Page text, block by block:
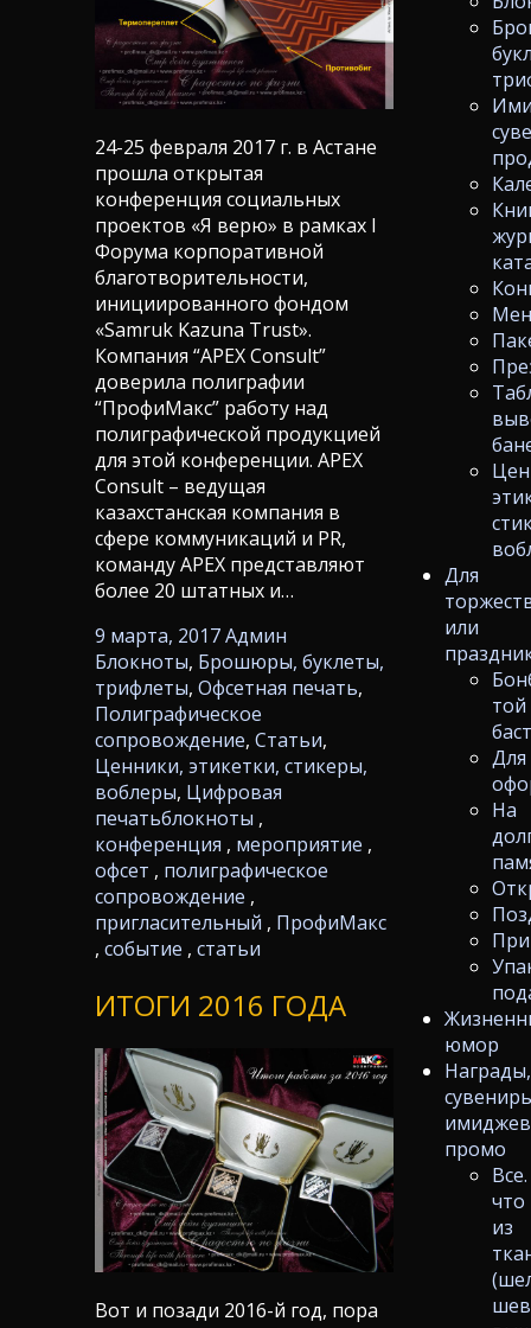
Для
или
той
Для
На
юмор
Награды,
промо
Все.
что
из
24-25 февраля 2017 г. в Астане
прошла открытая
конференция социальных
проектов «Я верю» в рамках I
Форума корпоративной
благотворительности,
инициированного фондом
«Samruk Kazuna Trust».
Компания “APEX Consult”
доверила полиграфии
“ПрофиМакс” работу над
полиграфической продукцией
для этой конференции. APEX
Consult – ведущая
казахстанская компания в
сфере коммуникаций и PR,
команду APEX представляют
более 20 штатных и…
9 марта, 2017 Админ
Блокноты, Брошюры, буклеты,
трифлеты, Офсетная печать,
Полиграфическое
сопровождение, Статьи,
Ценники, этикетки, стикеры,
воблеры, Цифровая
печатьблокноты ,
конференция , мероприятие ,
офсет , полиграфическое
сопровождение ,
пригласительный , ПрофиМакс
, событие , статьи
ИТОГИ 2016 ГОДА
Вот и позади 2016-й год, пора